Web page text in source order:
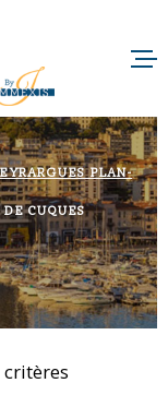
ACCUEIL
QUI SOMMES-
NOTRE RAISON
NOS MÉTIERS
NOS
PLAN-
DE CUQUES
critères